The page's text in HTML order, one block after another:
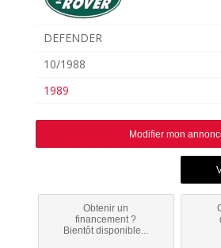
DEFENDER
10/1988
1989
Modifier mon
Obtenir un
financement ?
Bientôt disponible...